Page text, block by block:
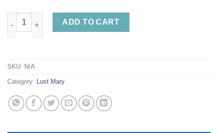
Lost Mary MT15000 Turbo - 50mg quantity
ADD TO CART
SKU: N/A
Category: Lost Mary